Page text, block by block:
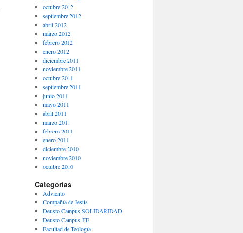
octubre 2012
septiembre 2012
abril 2012
marzo 2012
febrero 2012
enero 2012
diciembre 2011
noviembre 2011
octubre 2011
septiembre 2011
junio 2011
mayo 2011
abril 2011
marzo 2011
febrero 2011
enero 2011
diciembre 2010
noviembre 2010
octubre 2010
Categorías
Adviento
Compañía de Jesús
Deusto Campus SOLIDARIDAD
Deusto Campus-FE
Facultad de Teología